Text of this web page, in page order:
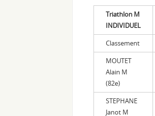
Triathlon M
INDIVIDUEL
Classement
MOUTET
Alain M
(82e)
STEPHANE
Janot M